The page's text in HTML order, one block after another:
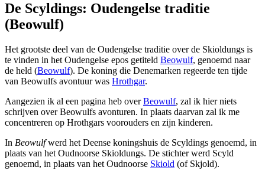
De Scyldings: Oudengelse traditie
(Beowulf)
Het grootste deel van de Oudengelse traditie over de Skioldungs is
te vinden in het Oudengelse epos getiteld Beowulf, genoemd naar
de held (Beowulf). De koning die Denemarken regeerde ten tijde
van Beowulfs avontuur was Hrothgar.
Aangezien ik al een pagina heb overBeowulf, zal ik hier niets
schrijven over Beowulfs avonturen. In plaats daarvan zal ik me
concentreren op Hrothgars voorouders en zijn kinderen.
In Beowulfwerd het Deense koningshuis de Scyldings genoemd, in
plaats van het Oudnoorse Skioldungs. De stichter werd Scyld
genoemd, in plaats van het Oudnoorse Skiold (of Skjold).